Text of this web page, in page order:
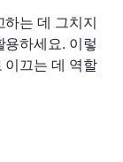
는 데 그치지
하세요. 이렇
이끄는 데 역할